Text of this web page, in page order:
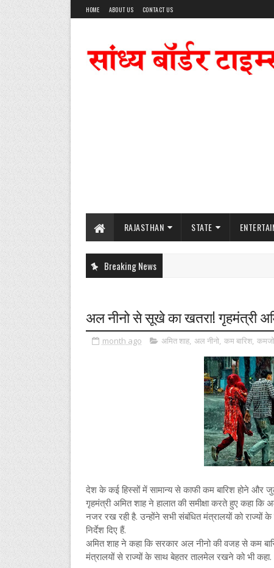
HOME ABOUT US CONTACT US
RAJASTHAN STATE
Breaking News
अल नीनो से सूखे का खतरा! गृहमंत्री
month ago अमित शाह, अल नीनो, कम बारिश,
देश के कई हिस्सों में सामान्य से काफी कम बारिश होने और
गृहमंत्री अमित शाह ने हालात की समीक्षा करते हुए कहा
नजर रख रही है. उन्होंने सभी संबंधित मंत्रालयों को
निर्देश दिए हैं.
अमित शाह ने कहा कि सरकार अल नीनो की वजह से कम
मंत्रालयों से राज्यों के साथ बेहतर तालमेल रखने को भी कहा.